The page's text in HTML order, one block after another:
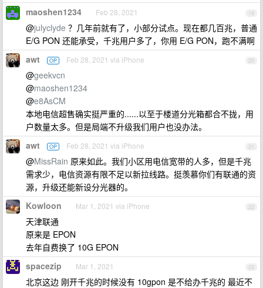
19
maoshen1234 Feb 28, 2021
@julyclyde ？几年前就有了，小部分试点。现在都几百兆，普通
E/G PON 还能承受，千兆用户多了，你用 E/G PON，跑不满啊
20
awt OP Feb 28, 2021 via iPhone
@geekvcn
@maoshen1234
@e8AsCM
本地电信超售确实挺严重的......以至于楼道分光箱都合不拢，用
户数量太多。但是局端不升级我们用户也没办法。
21
awt OP Feb 28, 2021 via iPhone
@MissRain 原来如此。我们小区用电信宽带的人多，但是千兆
需求少，电信资源有限不足以新拉线路。挺羡慕你们有联通的资
源，升级还能新设分光器的。
22
Kowloon Mar 1, 2021 via iPhone
天津联通
原来是 EPON
去年自费换了 10G EPON
23
spacezip Mar 1, 2021
北京这边 刚开千兆的时候没有 10gpon 是不给办千兆的 最近不